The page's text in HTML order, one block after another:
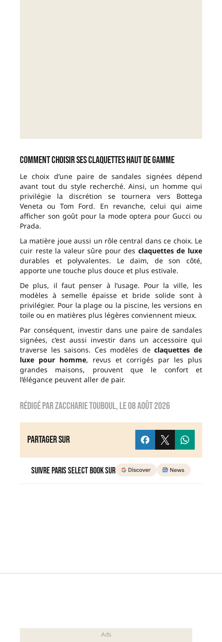
Comment choisir ses claquettes haut de gamme
Le choix d’une paire de sandales signées dépend
avant tout du style recherché. Ainsi, un homme qui
privilégie la discrétion se tournera vers Bottega
Veneta ou Tom Ford. En revanche, celui qui aime
afficher son goût pour la mode optera pour Gucci ou
Prada.
La matière joue aussi un rôle central dans ce choix. Le
cuir reste la valeur sûre pour des claquettes de luxe
durables et polyvalentes. Le daim, de son côté,
apporte une touche plus douce et plus estivale.
De plus, il faut penser à l’usage. Pour la ville, les
modèles à semelle épaisse et bride solide sont à
privilégier. Pour la plage ou la piscine, les versions en
toile ou en matières plus légères conviennent mieux.
Par conséquent, investir dans une paire de sandales
signées, c’est aussi investir dans un accessoire qui
traverse les saisons. Ces modèles declaquettes de
luxe pour homme, revus et corrigés par les plus
grandes maisons, prouvent que le confort et
l’élégance peuvent aller de pair.
Rédigé parzaccharie touboul, le08 août 2026
Partager sur
Suivre Paris Select Book sur